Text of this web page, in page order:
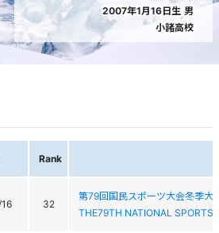
2007年1月16日生 男
小諸高校
Rank
32
第79回国民スポーツ大会冬季大
THE79TH NATIONAL SPORTS